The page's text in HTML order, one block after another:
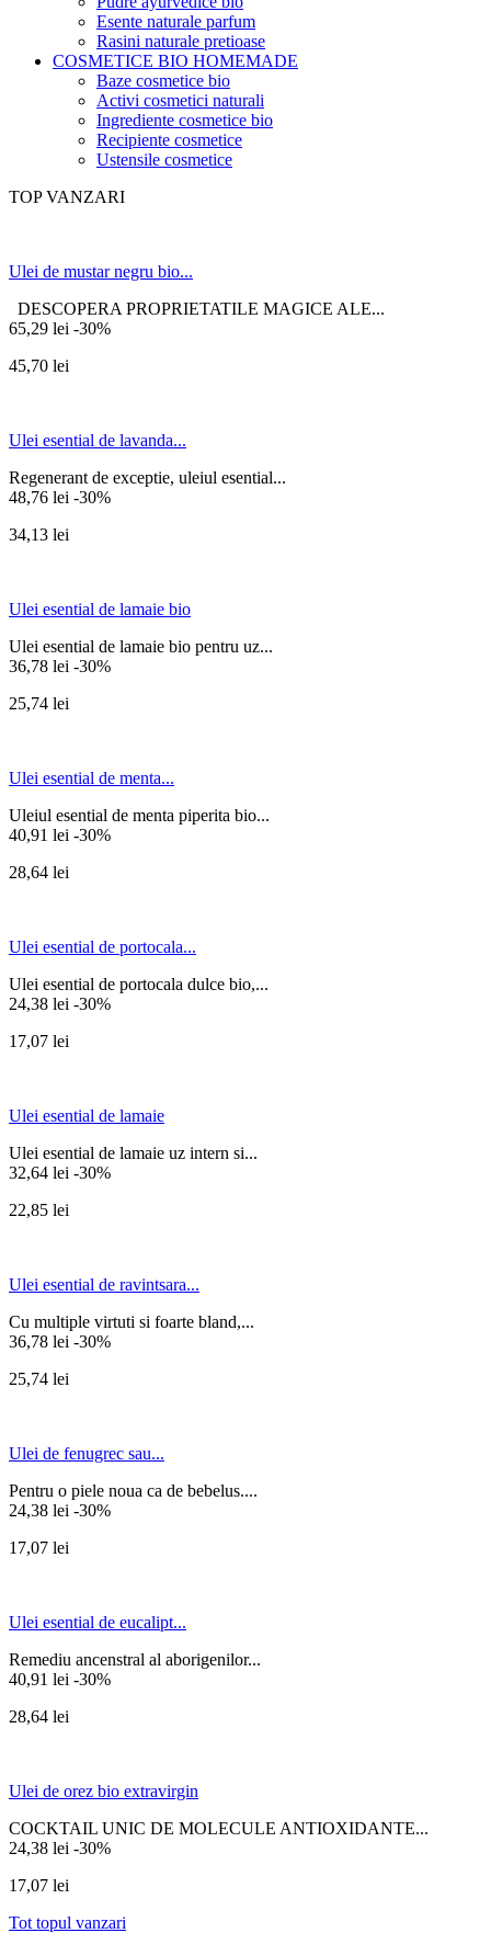
Esente naturale parfum
Rasini naturale pretioase
COSMETICE BIO HOMEMADE
Baze cosmetice bio
Activi cosmetici naturali
Ingrediente cosmetice bio
Recipiente cosmetice
Ustensile cosmetice
TOP VANZARI
Ulei de mustar negru bio...
DESCOPERA PROPRIETATILE MAGICE ALE...
65,29 lei -30%
45,70 lei
Ulei esential de lavanda...
Regenerant de exceptie, uleiul esential...
48,76 lei -30%
34,13 lei
Ulei esential de lamaie bio
Ulei esential de lamaie bio pentru uz...
36,78 lei -30%
25,74 lei
Ulei esential de menta...
Uleiul esential de menta piperita bio...
40,91 lei -30%
28,64 lei
Ulei esential de portocala...
Ulei esential de portocala dulce bio,...
24,38 lei -30%
17,07 lei
Ulei esential de lamaie
Ulei esential de lamaie uz intern si...
32,64 lei -30%
22,85 lei
Ulei esential de ravintsara...
Cu multiple virtuti si foarte bland,...
36,78 lei -30%
25,74 lei
Ulei de fenugrec sau...
Pentru o piele noua ca de bebelus....
24,38 lei -30%
17,07 lei
Ulei esential de eucalipt...
Remediu ancenstral al aborigenilor...
40,91 lei -30%
28,64 lei
Ulei de orez bio extravirgin
COCKTAIL UNIC DE MOLECULE ANTIOXIDANTE...
24,38 lei -30%
17,07 lei
Tot topul vanzari